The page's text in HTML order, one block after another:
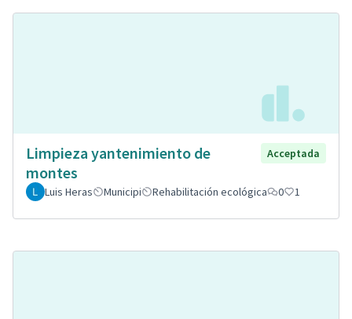
Limpieza yantenimiento de
montes
Acceptada
Luis Heras Municipi Rehabilitación ecológica 0 1